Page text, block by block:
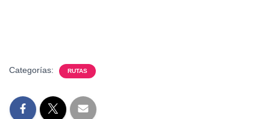
Categorías: RUTAS